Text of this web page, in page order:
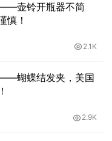
壶铃开瓶器不简
慎！
2.1K
蝴蝶结发夹，美国
2.9K